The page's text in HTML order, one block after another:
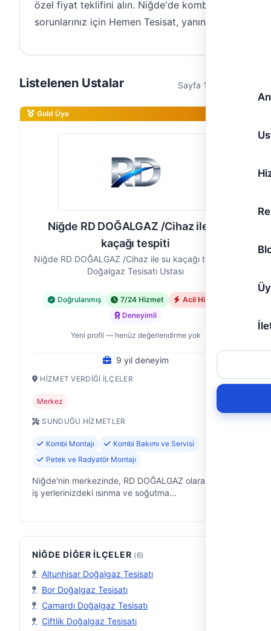
özel fiyat teklifini alın. Niğde'de kombi
sorunlarınız için Hemen Tesisat, yanınızda!
Listelenen Ustalar Sayfa 1 / 1 (1 usta)
Gold Üye
Niğde RD DOĞALGAZ /Cihaz ile su
kaçağı tespiti
Niğde RD DOĞALGAZ /Cihaz ile su kaçağı tespiti —
Doğalgaz Tesisatı Ustası
Doğrulanmış 7/24 Hizmet
Acil Hizmet
Deneyimli
Yeni profil — henüz değerlendirme yok
9 yıl deneyim
HIZMET VERDIĞI İLÇELER
Merkez
SUNDUĞU HIZMETLER
Kombi Montajı
Kombi Bakımı ve Servisi
Petek ve Radyatör Montajı
Niğde'nin merkezinde, RD DOĞALGAZ olarak, ev ve
iş yerlerinizdeki ısınma ve soğutma
NIĞDE DIĞER İLÇELER (6)
Altunhisar Doğalgaz Tesisatı
Bor Doğalgaz Tesisatı
Çamardı Doğalgaz Tesisatı
Çiftlik Doğalgaz Tesisatı